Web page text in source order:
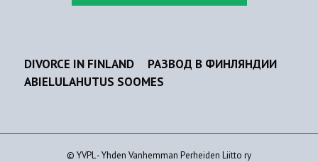
DIVORCE IN FINLAND
РАЗВОД В ФИНЛЯНДИИ
ABIELULAHUTUS SOOMES
© YVPL - Yhden Vanhemman Perheiden Liitto ry